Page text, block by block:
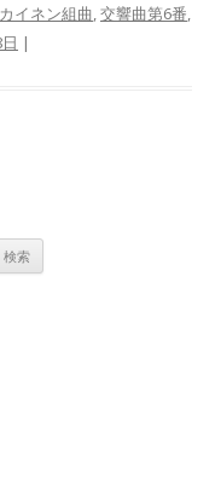
イネン組曲,交響曲第6番,
|